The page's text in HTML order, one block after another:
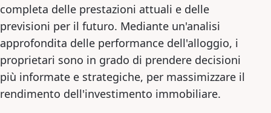
completa delle prestazioni attuali e delle
previsioni per il futuro. Mediante un'analisi
approfondita delle performance dell'alloggio, i
proprietari sono in grado di prendere decisioni
più informate e strategiche, per massimizzare il
rendimento dell'investimento immobiliare.